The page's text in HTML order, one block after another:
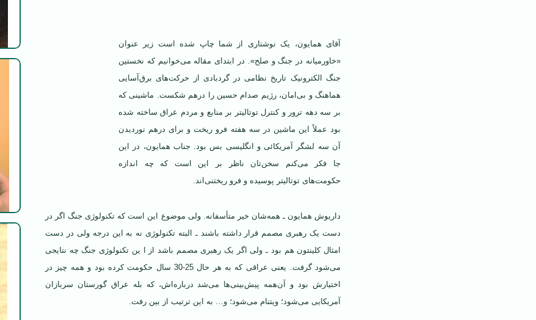
آقای همایون، یک نوشتاری از شما چاپ شده است زیر عنوان
«خاورمیانه در جنگ و صلح». در ابتدای مقاله می‌خوانیم که نخستین
جنگ الکترونیک تاریخ نظامی در گردبادی از حرکت‌های برق‌آسایی
هماهنگ و بی‌امان، رژیم صدام حسین را درهم شکست. ماشینی که
بر سه دهه ترور و کنترل توتالیتر بر منابع و مردم عراق ساخته شده
بود عملاً این ماشین در سه هفته فرو ریخت و برای درهم نوردیدن
آن سه لشگر آمریکائی و انگلیسی بس بود. جناب همایون، در این
جا فکر می‌کنم سخن‌تان ناظر بر این است که چه اندازه
حکومت‌های توتالیتر پوسیده و فرو ریختنی‌اند.
داریوش همایون ـ همه‌شان خیر متأسفانه. ولی موضوع این است که تکنولوژی جنگ اگر در
دست یک رهبری مصمم قرار داشته باشند ـ البته تکنولوژی نه به این درجه ولی در دست
امثال کلینتون هم بود ـ ولی اگر یک رهبری مصمم باشد از ا ین تکنولوژی جنگ چه نتایجی
می‌شود گرفت. یعنی عراقی که به هر حال 25-30 سال حکومت کرده بود و همه چیز در
اختیارش بود و آن‌همه پیش‌بینی‌ها می‌شد درباره‌اش، که بله عراق گورستان سربازان
آمریکایی می‌شود؛ ویتنام می‌شود؛ و… به این ترتیب از بین رفت.